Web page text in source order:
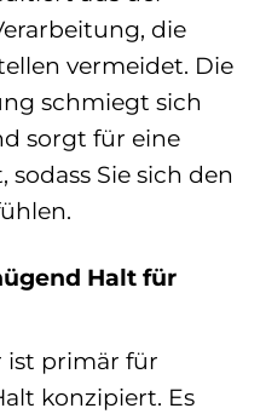
die
vermeidet. Die
schmiegt sich
sorgt für eine
Sie sich den
Halt für
ist primär für
konzipiert. Es